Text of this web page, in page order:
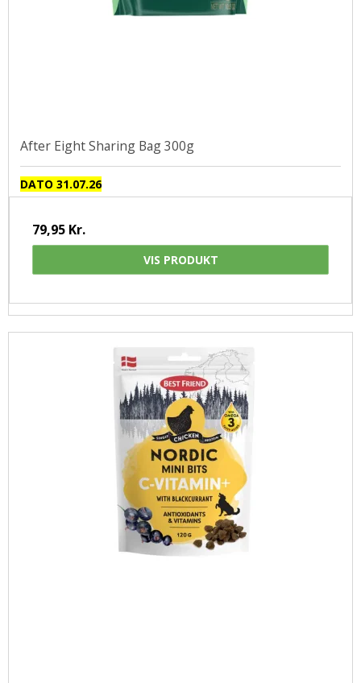
After Eight Sharing Bag 300g
DATO 31.07.26
79,95 Kr.
VIS PRODUKT